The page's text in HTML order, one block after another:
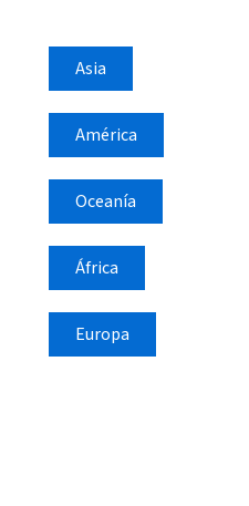
Asia
América
Oceanía
África
Europa